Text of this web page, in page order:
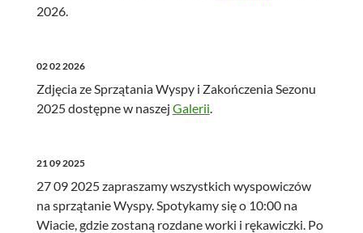
2026.
02 02 2026
Zdjęcia ze Sprzątania Wyspy i Zakończenia Sezonu
2025 dostępne w naszej Galerii
21 09 2025
27 09 2025 zapraszamy wszystkich wyspowiczów
na sprzątanie Wyspy. Spotykamy się o 10:00 na
Wiacie, gdzie zostaną rozdane worki i rękawiczki. Po